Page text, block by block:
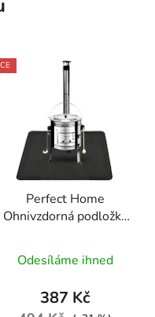
Perfect Home
Ohnivzdorná podložka
černá, 73561
Odesíláme ihned
387 Kč